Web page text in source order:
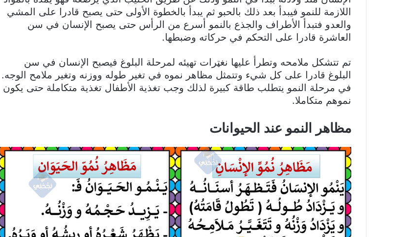
اللازمة للنمو فيبدأ بعد ذلك بالحبو ثم يبدأ بالخطوة الأولى حتى يصبح قادرا على المشي
والعدو فتبدأ الأطراف والجذع بالنمو أسرع من الرأس حتى يصبح الإنسان في سن
العاشرة قادرا على التحكم في حركاته وضبطها.
تم تتشكل ملامحه وتطرأ عليها نغټرات تهيئه لمرحلة البلوغ فيصبح الإنسان في سن
البلوغ قادرا على كل شيء وتتمثل مظاهر نموه في تغير طوله ووزنه وتغير ملامح الوجه.
في مرحلة النمو يتطلب طاقة كبيرة لذلك وجب تغذية الأطفال تغذية متكاملة حتى يكون
نموهم متكاملا.
مظاهر النمو عند الحيوانات